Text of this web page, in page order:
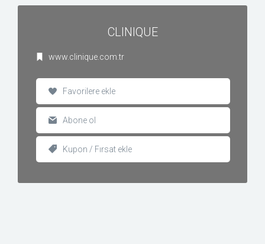
CLINIQUE
www.clinique.com.tr
Favorilere ekle
Abone ol
Kupon / Fırsat ekle